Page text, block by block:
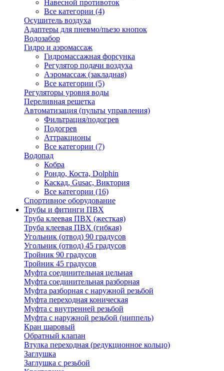
Навесной противоток
Все категории (4)
Осушитель воздуха
Адаптеры для пневмо/пьезо кнопок
Водозабор
Гидро и аэромассаж
Гидромассажная форсунка
Регулятор подачи воздуха
Аэромассаж (закладная)
Все категории (5)
Регуляторы уровня воды
Переливная решетка
Автоматизация (пульты управления)
Фильтрация/подогрев
Подогрев
Аттракционы
Все категории (7)
Водопад
Кобра
Рондо, Коста, Dolphin
Каскад, Gusac, Виктория
Все категории (16)
Спортивное оборудование
Трубы и фитинги ПВХ
Труба клеевая ПВХ (жесткая)
Труба клеевая ПВХ (гибкая)
Угольник (отвод) 90 градусов
Угольник (отвод) 45 градусов
Тройник 90 градусов
Тройник 45 градусов
Муфта соединительная цельная
Муфта соединительная разборная
Муфта разборная с наружной резьбой
Муфта переходная коническая
Муфта с внутренней резьбой
Муфта с наружной резьбой (ниппель)
Кран шаровый
Обратный клапан
Втулка переходная (редукционное кольцо)
Заглушка
Заглушка с резьбой